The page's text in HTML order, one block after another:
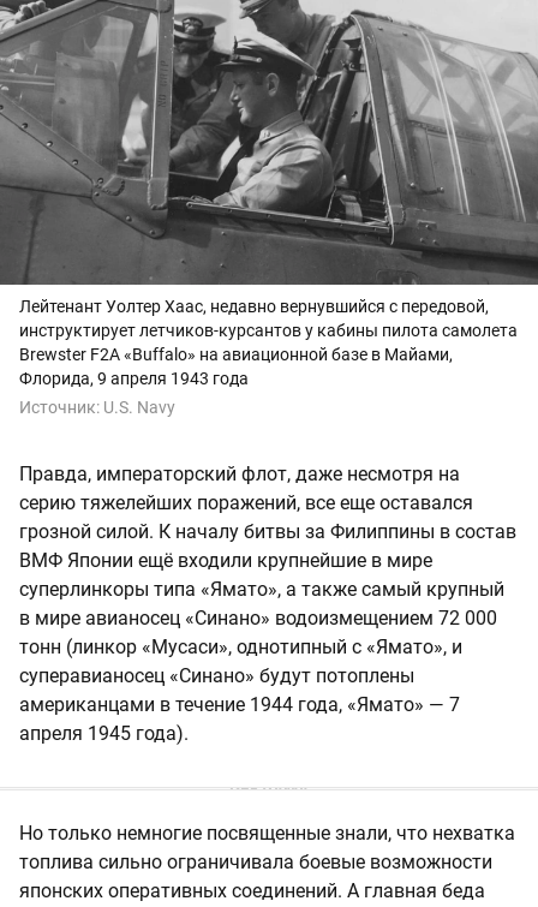
Лейтенант Уолтер Хаас, недавно вернувшийся с передовой,
инструктирует летчиков-курсантов у кабины пилота самолета
Brewster F2A «Buffalo» на авиационной базе в Майами,
Флорида, 9 апреля 1943 года
Источник: U.S. Navy
Правда, императорский флот, даже несмотря на
серию тяжелейших поражений, все еще оставался
грозной силой. К началу битвы за Филиппины в состав
ВМФ Японии ещё входили крупнейшие в мире
суперлинкоры типа «Ямато», а также самый крупный
в мире авианосец «Синано» водоизмещением 72 000
тонн (линкор «Мусаси», однотипный с «Ямато», и
суперавианосец «Синано» будут потоплены
американцами в течение 1944 года, «Ямато» — 7
апреля 1945 года).
Но только немногие посвященные знали, что нехватка
топлива сильно ограничивала боевые возможности
японских оперативных соединений. А главная беда